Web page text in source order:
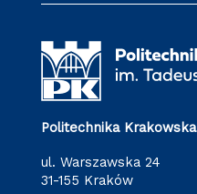
Politechnika Krakowska
ul. Warszawska 24
31-155 Kraków